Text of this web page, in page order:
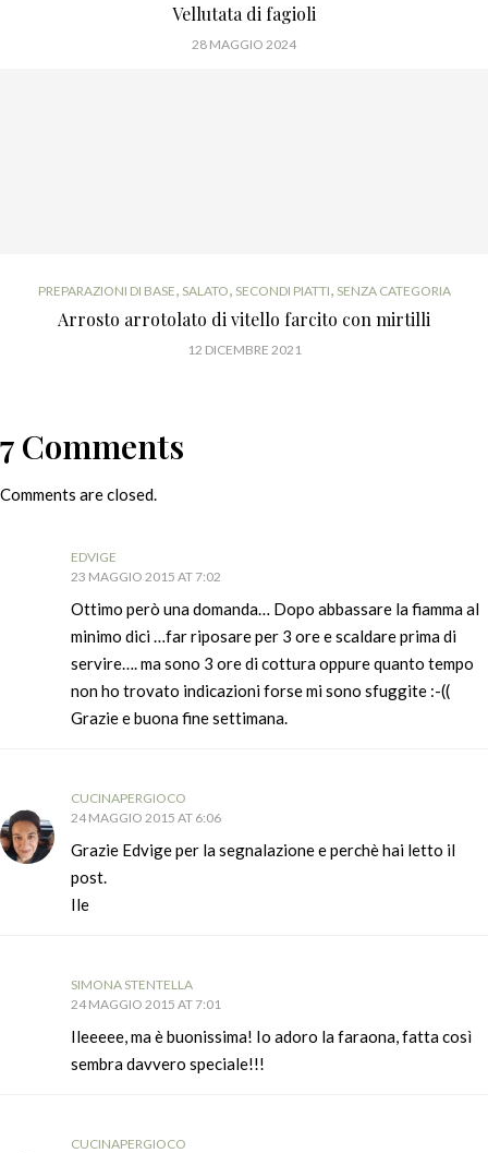
Vellutata di fagioli
28 MAGGIO 2024
PREPARAZIONI DI BASE, SALATO, SECONDI PIATTI, SENZA CATEGORIA
Arrosto arrotolato di vitello farcito con mirtilli
12 DICEMBRE 2021
7 Comments
Comments are closed.
EDVIGE
23 MAGGIO 2015 AT 7:02
Ottimo però una domanda… Dopo abbassare la fiamma al
minimo dici …far riposare per 3 ore e scaldare prima di
servire…. ma sono 3 ore di cottura oppure quanto tempo
non ho trovato indicazioni forse mi sono sfuggite :-((
Grazie e buona fine settimana.
CUCINAPERGIOCO
24 MAGGIO 2015 AT 6:06
Grazie Edvige per la segnalazione e perchè hai letto il
post.
Ile
SIMONA STENTELLA
24 MAGGIO 2015 AT 7:01
Ileeeee, ma è buonissima! Io adoro la faraona, fatta così
sembra davvero speciale!!!
CUCINAPERGIOCO